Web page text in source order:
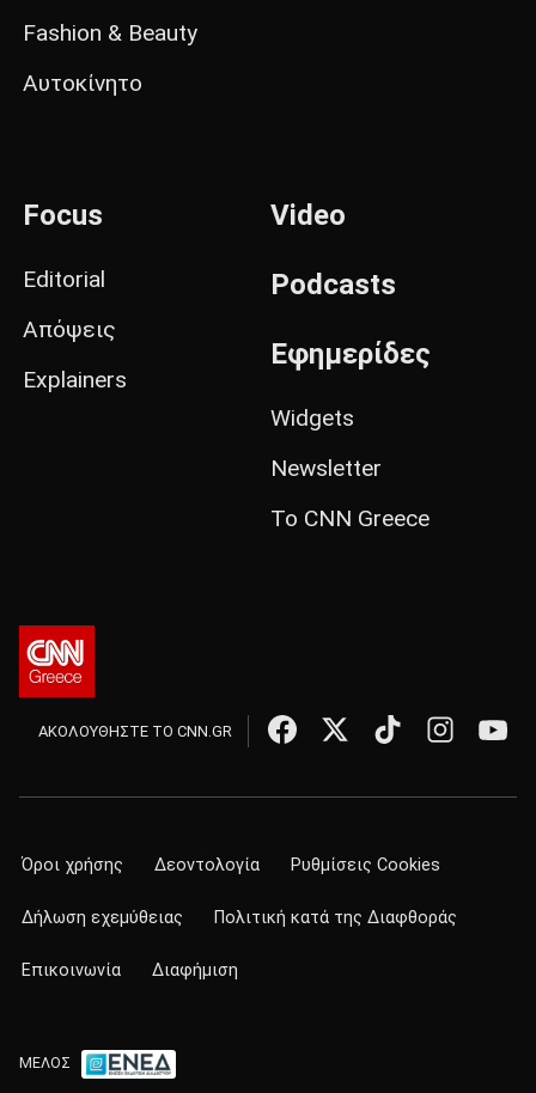
Fashion & Beauty
Αυτοκίνητο
Focus
Editorial
Απόψεις
Explainers
Video
Podcasts
Εφημερίδες
Widgets
Newsletter
Το CNN Greece
ΑΚΟΛΟΥΘΗΣΤΕ ΤΟ CNN.GR
Όροι χρήσης Δεοντολογία Ρυθμίσεις Cookies
Δήλωση εχεμύθειας Πολιτική κατά της Διαφθοράς
Επικοινωνία Διαφήμιση
ΜΕΛΟΣ